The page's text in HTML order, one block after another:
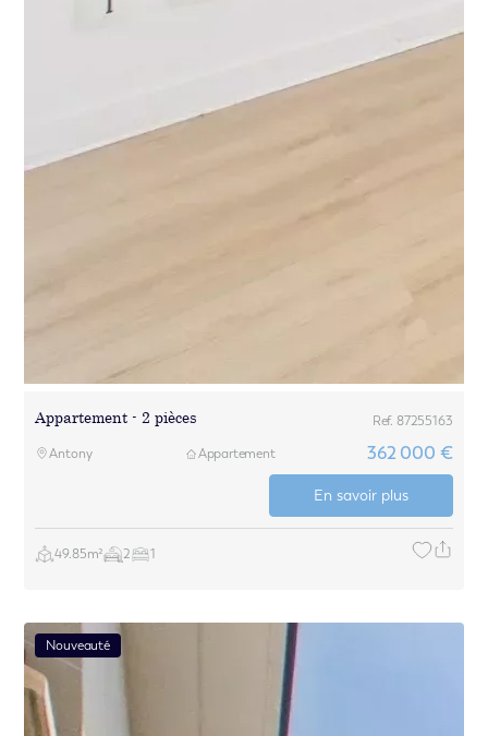
Appartement - 2 pièces
Antony Appartement 362 000 €
En savoir plus
49.85m² 2 1
Ref. 87255163
Nouveauté